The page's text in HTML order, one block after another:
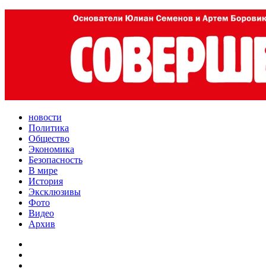
новости
Политика
Общество
Экономика
Безопасность
В мире
История
Эксклюзивы
Фото
Видео
Архив